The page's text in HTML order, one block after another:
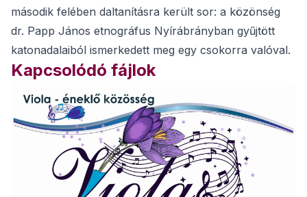
második felében daltanításra került sor: a közönség
dr. Papp János etnográfus Nyírábrányban gyűjtött
katonadalaiból ismerkedett meg egy csokorra valóval.
Kapcsolódó fájlok